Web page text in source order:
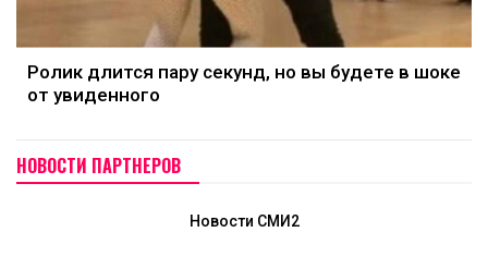
Ролик длится пару секунд, но вы будете в шоке
от увиденного
НОВОСТИ ПАРТНЕРОВ
Новости СМИ2